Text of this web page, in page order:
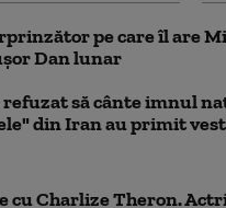
pe care îl are
Dan lunar
refuzat să cânte imnul
din Iran au primit
cu Charlize Theron.